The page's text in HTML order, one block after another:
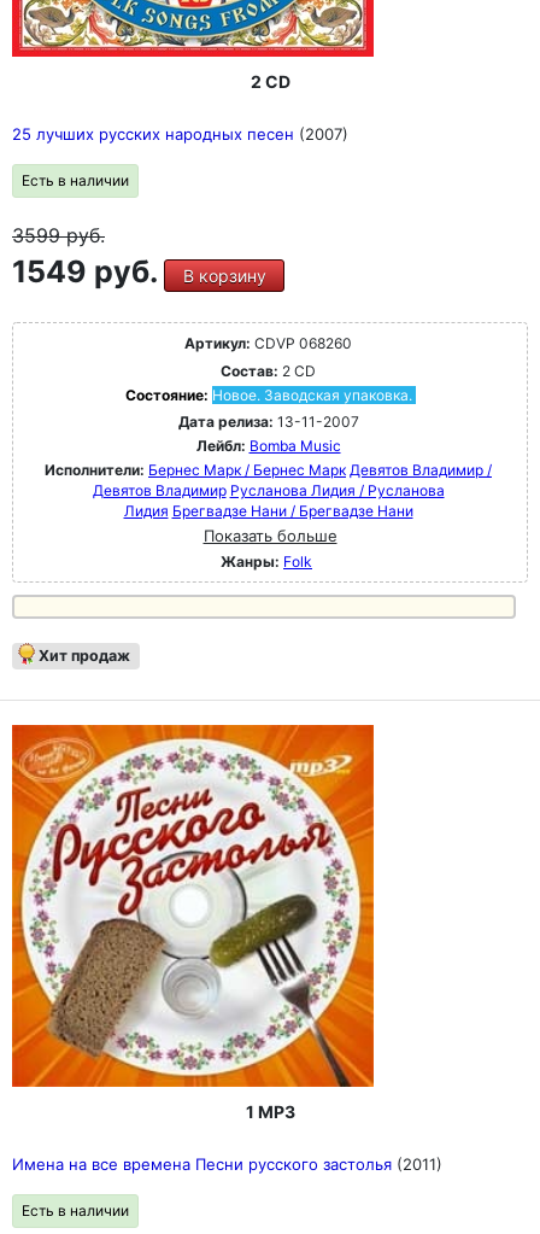
2 CD
25 лучших русских народных песен (2007)
Есть в наличии
3599руб.
1549 руб. В корзину
Артикул: CDVP 068260
Состав: 2 CD
Состояние: Новое. Заводская упаковка.
Дата релиза: 13-11-2007
Лейбл: Bomba Music
Исполнители: Бернес Марк / Бернес Марк Девятов Владимир /
Девятов Владимир Русланова Лидия / Русланова
Лидия Брегвадзе Нани / Брегвадзе Нани
Показать больше
Жанры: Folk
Хит продаж
1 MP3
Имена на все времена Песни русского застолья (2011)
Есть в наличии